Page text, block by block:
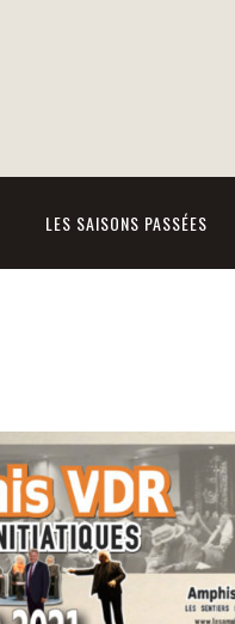
LES SAISONS PASSÉES